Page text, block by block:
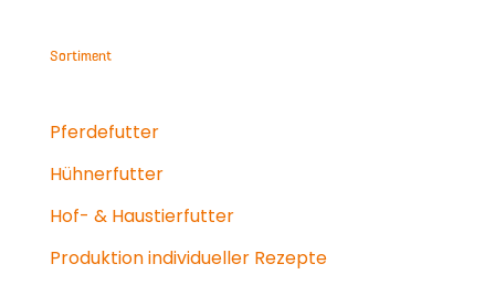
Sortiment
Pferdefutter
Hühnerfutter
Hof- & Haustierfutter
Produktion individueller Rezepte